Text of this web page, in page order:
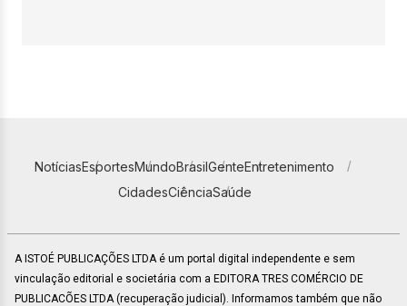
NotíciasEsportesMundoBrasilGenteEntretenimento
CidadesCiênciaSaúde
A ISTOÉ PUBLICAÇÕES LTDA é um portal digital independente e sem
vinculação editorial e societária com a EDITORA TRES COMÉRCIO DE
PUBLICACÕES LTDA (recuperação judicial). Informamos também que não